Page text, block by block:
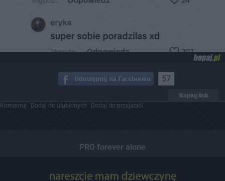
57
Kopiuj link
Komentuj Dodaj do ulubionych Dodaj do przyjaciół
PRO forever alone